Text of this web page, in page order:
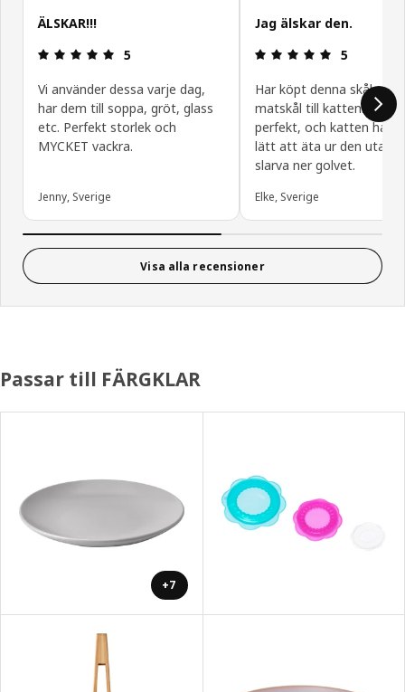
ÄLSKAR!!!
Recension: 5 utav 5 stjärnor.
5
Vi använder dessa varje dag,
har dem till soppa, gröt, glass
etc. Perfekt storlek och
MYCKET vackra.
Jenny, Sverige
Jag älskar den.
5
Har köpt denna skålen
matskål till katten. Den
perfekt, och katten har
lätt att äta ur den utan o
slarva ner golvet.
Elke, Sverige
Visa alla recensioner
Passar till FÄRGKLAR
+7